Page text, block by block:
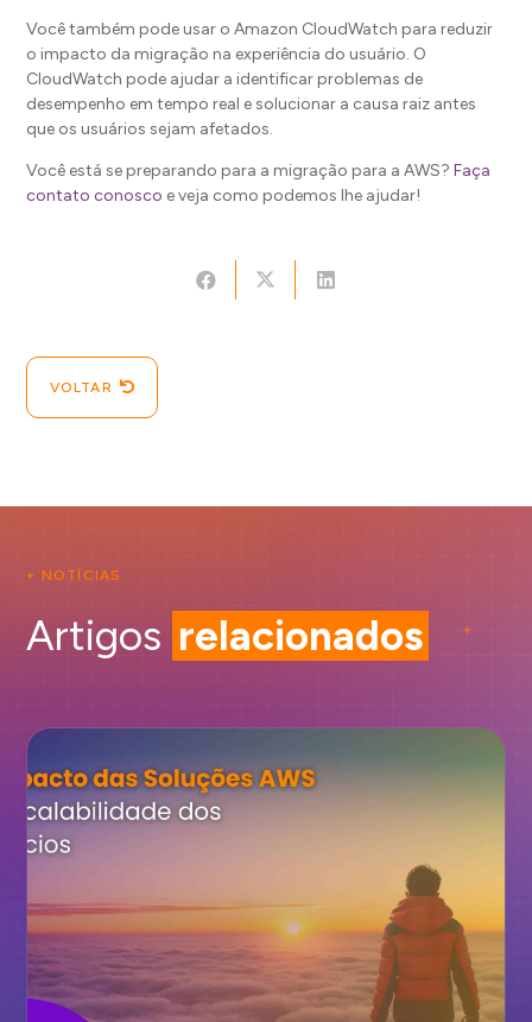
Você também pode usar o Amazon CloudWatch para reduzir
o impacto da migração na experiência do usuário. O
CloudWatch pode ajudar a identificar problemas de
desempenho em tempo real e solucionar a causa raiz antes
que os usuários sejam afetados.
Você está se preparando para a migração para a AWS?Faça
contato conosco e veja como podemos lhe ajudar!
VOLTAR
+ NOTÍCIAS
Artigos relacionados